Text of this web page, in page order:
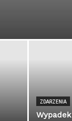
ZDARZENIA